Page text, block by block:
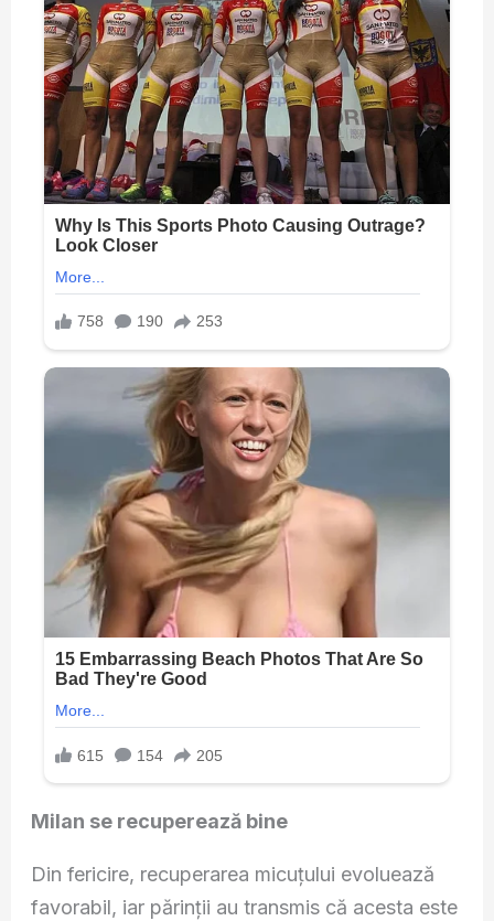
Milan se recuperează bine
Din fericire, recuperarea micuțului evoluează
favorabil, iar părinții au transmis că acesta este